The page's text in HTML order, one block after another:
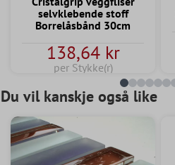
selvklebende stoff
Borrelåsbånd 30cm
138,64 kr
per Stykke(r)
Du vil kanskje også like